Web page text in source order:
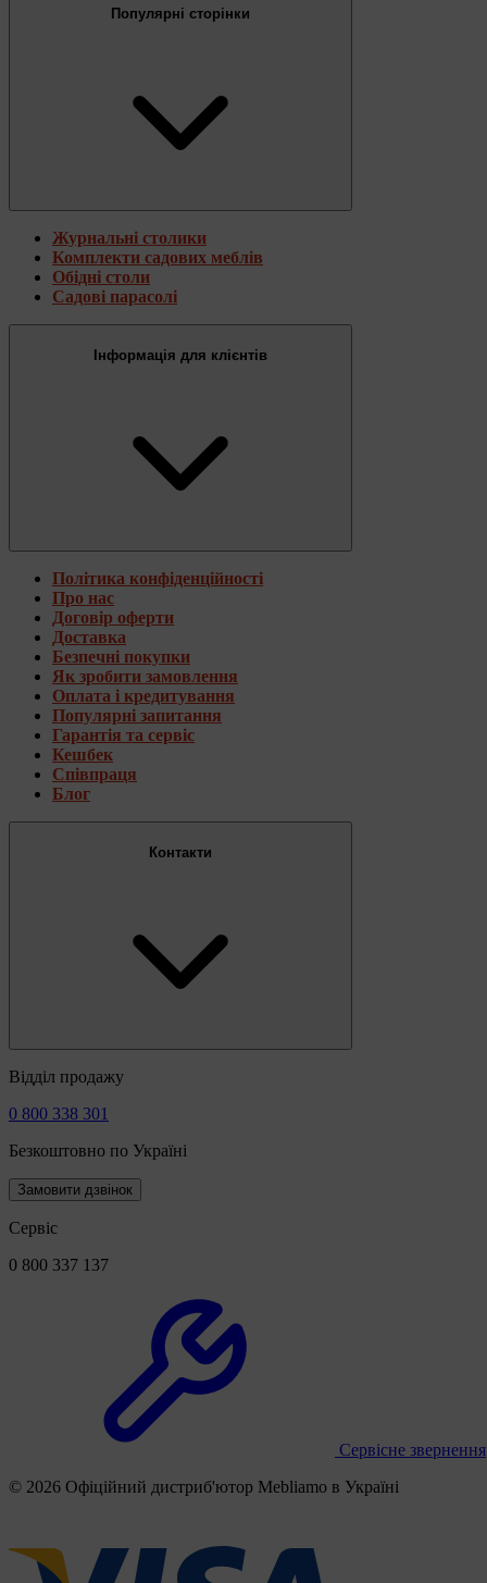
Популярні сторінки
Журнальні столики
Комплекти садових меблів
Обідні столи
Садові парасолі
Інформація для клієнтів
Політика конфіденційності
Про нас
Договір оферти
Доставка
Безпечні покупки
Як зробити замовлення
Оплата і кредитування
Популярні запитання
Гарантія та сервіс
Кешбек
Співпраця
Блог
Контакти
Відділ продажу
0 800 338 301
Безкоштовно по Україні
Замовити дзвінок
Сервіс
0 800 337 137
Сервісне звернення
© 2026 Офіційний дистриб'ютор Mebliamo в Україні